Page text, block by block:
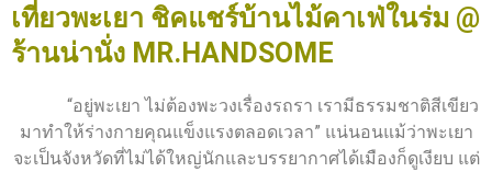
เที่ยวพะเยา ชิคแชร์บ้านไม้คาเฟ่ในร่ม @
ร้านน่านั่ง MR.HANDSOME
“อยู่พะเยา ไม่ต้องพะวงเรื่องรถรา เรามีธรรมชาติสีเขียว
มาทำให้ร่างกายคุณแข็งแรงตลอดเวลา” แน่นอนแม้ว่าพะเยา
จะเป็นจังหวัดที่ไม่ได้ใหญ่นักและบรรยากาศได้เมืองก็ดูเงียบ แต่